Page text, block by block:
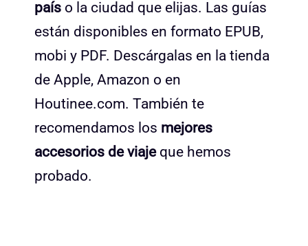
país o la ciudad que elijas. Las guías
están disponibles en formato EPUB,
mobi y PDF. Descárgalas en la tienda
de Apple, Amazon o en
Houtinee.com. También te
recomendamos los mejores
accesorios de viajeque hemos
probado.